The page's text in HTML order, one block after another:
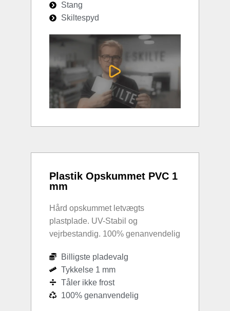
Stang
Skiltespyd
Plastik Opskummet PVC 1
mm
Hård opskummet letvægts
plastplade. UV-Stabil og
vejrbestandig. 100% genanvendelig
Billigste pladevalg
Tykkelse 1 mm
Tåler ikke frost
100% genanvendelig